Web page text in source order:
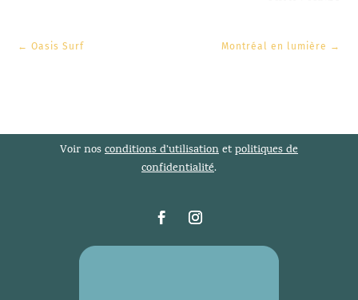
←Oasis Surf Montréal en lumière →
Voir nosconditions d’utilisationetpolitiques de
confidentialité.